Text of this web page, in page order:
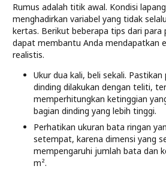
Rumus adalah titik awal. Kondisi
menghadirkan variabel yang tidak
kertas. Berikut beberapa tips dari para
dapat membantu Anda mendapatkan
realistis.
Ukur dua kali, beli sekali. Pastikan
dinding dilakukan dengan teliti,
memperhitungkan ketinggian
bagian dinding yang lebih tinggi.
Perhatikan ukuran bata ringan
setempat, karena dimensi yang
mempengaruhi jumlah bata dan
m².